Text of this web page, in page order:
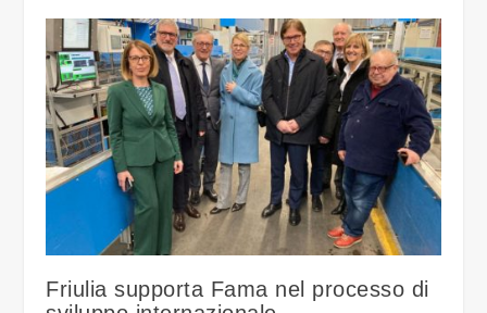
Friulia supporta Fama nel processo di